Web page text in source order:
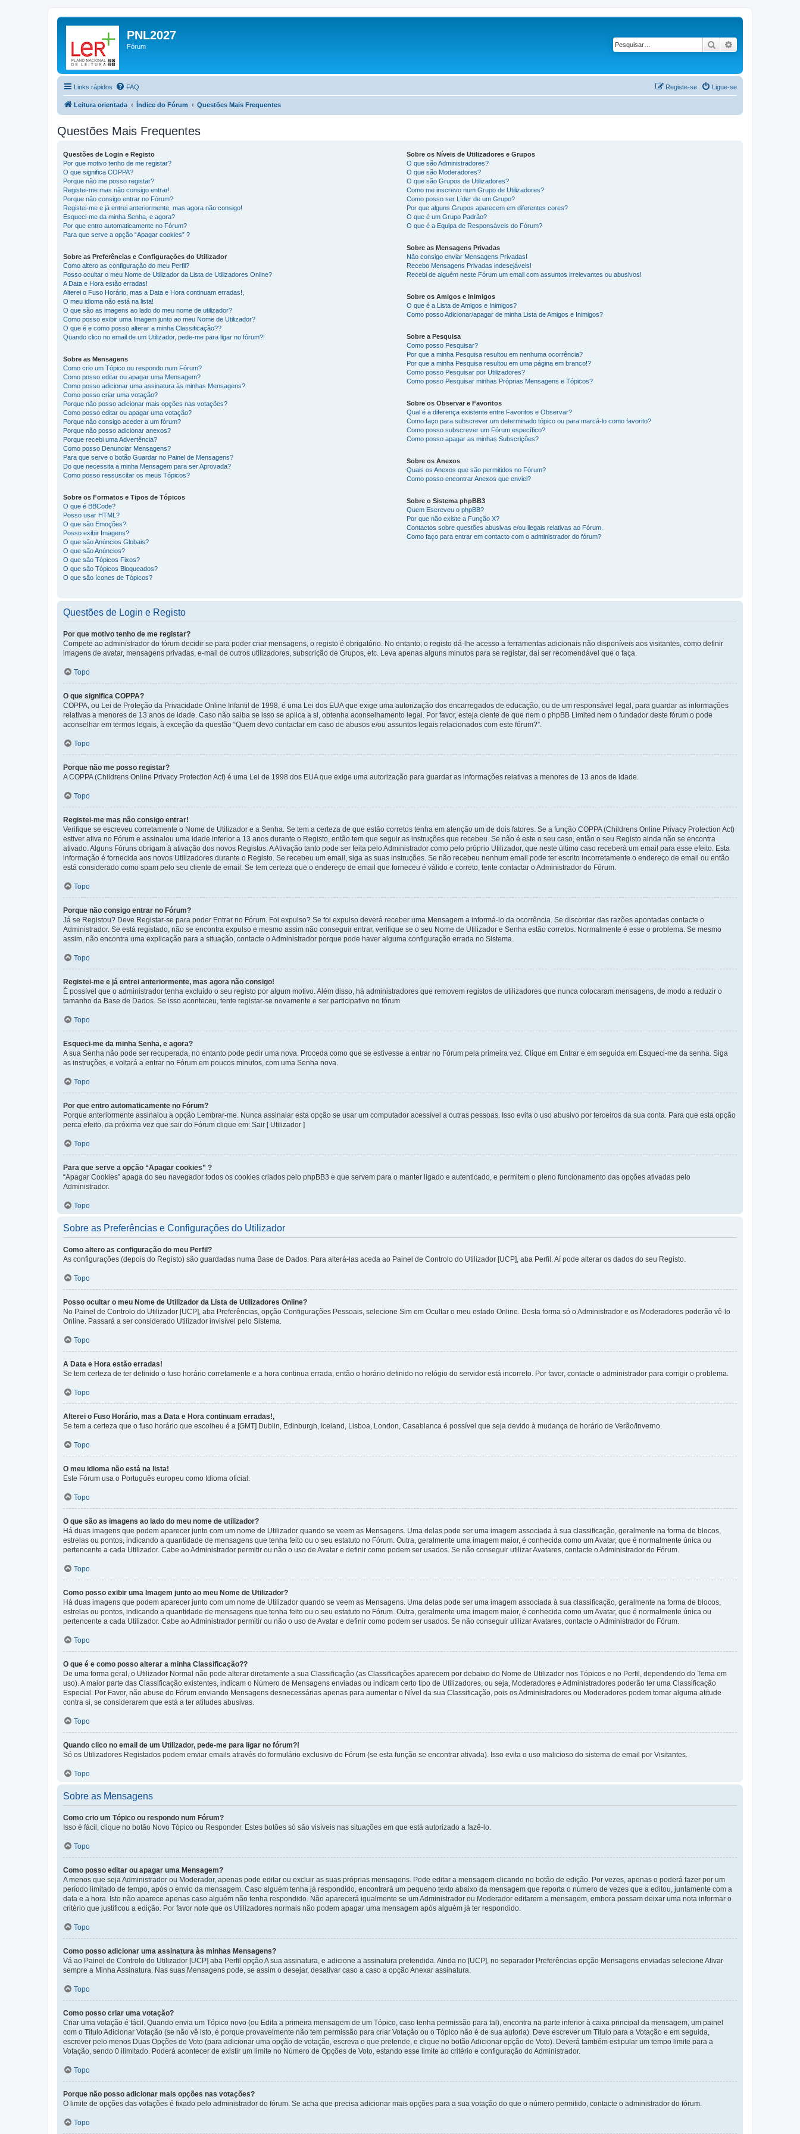
PNL2027
Fórum Pesquisar
Links rápidos FAQ Ligue-se
Registe-se
Leitura orientada Índice do Fórum Questões Mais Frequentes
Questões Mais Frequentes
Questões de Login e Registo
Por que motivo tenho de me registar?
O que significa COPPA?
Porque não me posso registar?
Registei-me mas não consigo entrar!
Porque não consigo entrar no Fórum?
Registei-me e já entrei anteriormente, mas agora não consigo!
Esqueci-me da minha Senha, e agora?
Por que entro automaticamente no Fórum?
Para que serve a opção “Apagar cookies” ?
Sobre as Preferências e Configurações do Utilizador
Como altero as configuração do meu Perfil?
Posso ocultar o meu Nome de Utilizador da Lista de Utilizadores Online?
A Data e Hora estão erradas!
Alterei o Fuso Horário, mas a Data e Hora continuam erradas!,
O meu idioma não está na lista!
O que são as imagens ao lado do meu nome de utilizador?
Como posso exibir uma Imagem junto ao meu Nome de Utilizador?
O que é e como posso alterar a minha Classificação??
Quando clico no email de um Utilizador, pede-me para ligar no fórum?!
Sobre as Mensagens
Como crio um Tópico ou respondo num Fórum?
Como posso editar ou apagar uma Mensagem?
Como posso adicionar uma assinatura às minhas Mensagens?
Como posso criar uma votação?
Porque não posso adicionar mais opções nas votações?
Como posso editar ou apagar uma votação?
Porque não consigo aceder a um fórum?
Porque não posso adicionar anexos?
Porque recebi uma Advertência?
Como posso Denunciar Mensagens?
Para que serve o botão Guardar no Painel de Mensagens?
Do que necessita a minha Mensagem para ser Aprovada?
Como posso ressuscitar os meus Tópicos?
Sobre os Formatos e Tipos de Tópicos
O que é BBCode?
Posso usar HTML?
O que são Emoções?
Posso exibir Imagens?
O que são Anúncios Globais?
O que são Anúncios?
O que são Tópicos Fixos?
O que são Tópicos Bloqueados?
O que são ícones de Tópicos?
Sobre os Níveis de Utilizadores e Grupos
O que são Administradores?
O que são Moderadores?
O que são Grupos de Utilizadores?
Como me inscrevo num Grupo de Utilizadores?
Como posso ser Líder de um Grupo?
Por que alguns Grupos aparecem em diferentes cores?
O que é um Grupo Padrão?
O que é a Equipa de Responsáveis do Fórum?
Sobre as Mensagens Privadas
Não consigo enviar Mensagens Privadas!
Recebo Mensagens Privadas indesejáveis!
Recebi de alguém neste Fórum um email com assuntos irrelevantes ou abusivos!
Sobre os Amigos e Inimigos
O que é a Lista de Amigos e Inimigos?
Como posso Adicionar/apagar de minha Lista de Amigos e Inimigos?
Sobre a Pesquisa
Como posso Pesquisar?
Por que a minha Pesquisa resultou em nenhuma ocorrência?
Por que a minha Pesquisa resultou em uma página em branco!?
Como posso Pesquisar por Utilizadores?
Como posso Pesquisar minhas Próprias Mensagens e Tópicos?
Sobre os Observar e Favoritos
Qual é a diferença existente entre Favoritos e Observar?
Como faço para subscrever um determinado tópico ou para marcá-lo como favorito?
Como posso subscrever um Fórum específico?
Como posso apagar as minhas Subscrições?
Sobre os Anexos
Quais os Anexos que são permitidos no Fórum?
Como posso encontrar Anexos que enviei?
Sobre o Sistema phpBB3
Quem Escreveu o phpBB?
Por que não existe a Função X?
Contactos sobre questões abusivas e/ou ilegais relativas ao Fórum.
Como faço para entrar em contacto com o administrador do fórum?
Questões de Login e Registo
Por que motivo tenho de me registar?
Compete ao administrador do fórum decidir se para poder criar mensagens, o registo é obrigatório. No entanto; o registo dá-lhe acesso a ferramentas adicionais não disponíveis aos visitantes, como definir
imagens de avatar, mensagens privadas, e-mail de outros utilizadores, subscrição de Grupos, etc. Leva apenas alguns minutos para se registar, daí ser recomendável que o faça.
Topo
O que significa COPPA?
COPPA, ou Lei de Proteção da Privacidade Online Infantil de 1998, é uma Lei dos EUA que exige uma autorização dos encarregados de educação, ou de um responsável legal, para guardar as informações
relativas a menores de 13 anos de idade. Caso não saiba se isso se aplica a si, obtenha aconselhamento legal. Por favor, esteja ciente de que nem o phpBB Limited nem o fundador deste fórum o pode
aconselhar em termos legais, à exceção da questão “Quem devo contactar em caso de abusos e/ou assuntos legais relacionados com este fórum?”.
Topo
Porque não me posso registar?
A COPPA (Childrens Online Privacy Protection Act) é uma Lei de 1998 dos EUA que exige uma autorização para guardar as informações relativas a menores de 13 anos de idade.
Topo
Registei-me mas não consigo entrar!
Verifique se escreveu corretamente o Nome de Utilizador e a Senha. Se tem a certeza de que estão corretos tenha em atenção um de dois fatores. Se a função COPPA (Childrens Online Privacy Protection Act)
estiver ativa no Fórum e assinalou uma idade inferior a 13 anos durante o Registo, então tem que seguir as instruções que recebeu. Se não é este o seu caso, então o seu Registo ainda não se encontra
ativado. Alguns Fóruns obrigam à ativação dos novos Registos. A Ativação tanto pode ser feita pelo Administrador como pelo próprio Utilizador, que neste último caso receberá um email para esse efeito. Esta
informação é fornecida aos novos Utilizadores durante o Registo. Se recebeu um email, siga as suas instruções. Se não recebeu nenhum email pode ter escrito incorretamente o endereço de email ou então
está considerado como spam pelo seu cliente de email. Se tem certeza que o endereço de email que forneceu é válido e correto, tente contactar o Administrador do Fórum.
Topo
Porque não consigo entrar no Fórum?
Já se Registou? Deve Registar-se para poder Entrar no Fórum. Foi expulso? Se foi expulso deverá receber uma Mensagem a informá-lo da ocorrência. Se discordar das razões apontadas contacte o
Administrador. Se está registado, não se encontra expulso e mesmo assim não conseguir entrar, verifique se o seu Nome de Utilizador e Senha estão corretos. Normalmente é esse o problema. Se mesmo
assim, não encontra uma explicação para a situação, contacte o Administrador porque pode haver alguma configuração errada no Sistema.
Topo
Registei-me e já entrei anteriormente, mas agora não consigo!
É possível que o administrador tenha excluído o seu registo por algum motivo. Além disso, há administradores que removem registos de utilizadores que nunca colocaram mensagens, de modo a reduzir o
tamanho da Base de Dados. Se isso aconteceu, tente registar-se novamente e ser participativo no fórum.
Topo
Esqueci-me da minha Senha, e agora?
A sua Senha não pode ser recuperada, no entanto pode pedir uma nova. Proceda como que se estivesse a entrar no Fórum pela primeira vez. Clique em Entrar e em seguida em Esqueci-me da senha. Siga
as instruções, e voltará a entrar no Fórum em poucos minutos, com uma Senha nova.
Topo
Por que entro automaticamente no Fórum?
Porque anteriormente assinalou a opção Lembrar-me. Nunca assinalar esta opção se usar um computador acessível a outras pessoas. Isso evita o uso abusivo por terceiros da sua conta. Para que esta opção
perca efeito, da próxima vez que sair do Fórum clique em: Sair [ Utilizador ]
Topo
Para que serve a opção “Apagar cookies” ?
“Apagar Cookies” apaga do seu navegador todos os cookies criados pelo phpBB3 e que servem para o manter ligado e autenticado, e permitem o pleno funcionamento das opções ativadas pelo
Administrador.
Topo
Sobre as Preferências e Configurações do Utilizador
Como altero as configuração do meu Perfil?
As configurações (depois do Registo) são guardadas numa Base de Dados. Para alterá-las aceda ao Painel de Controlo do Utilizador [UCP], aba Perfil. Aí pode alterar os dados do seu Registo.
Topo
Posso ocultar o meu Nome de Utilizador da Lista de Utilizadores Online?
No Painel de Controlo do Utilizador [UCP], aba Preferências, opção Configurações Pessoais, selecione Sim em Ocultar o meu estado Online. Desta forma só o Administrador e os Moderadores poderão vê-lo
Online. Passará a ser considerado Utilizador invisível pelo Sistema.
Topo
A Data e Hora estão erradas!
Se tem certeza de ter definido o fuso horário corretamente e a hora continua errada, então o horário definido no relógio do servidor está incorreto. Por favor, contacte o administrador para corrigir o problema.
Topo
Alterei o Fuso Horário, mas a Data e Hora continuam erradas!,
Se tem a certeza que o fuso horário que escolheu é a [GMT] Dublin, Edinburgh, Iceland, Lisboa, London, Casablanca é possível que seja devido à mudança de horário de Verão/Inverno.
Topo
O meu idioma não está na lista!
Este Fórum usa o Português europeu como Idioma oficial.
Topo
O que são as imagens ao lado do meu nome de utilizador?
Há duas imagens que podem aparecer junto com um nome de Utilizador quando se veem as Mensagens. Uma delas pode ser uma imagem associada à sua classificação, geralmente na forma de blocos,
estrelas ou pontos, indicando a quantidade de mensagens que tenha feito ou o seu estatuto no Fórum. Outra, geralmente uma imagem maior, é conhecida como um Avatar, que é normalmente única ou
pertencente a cada Utilizador. Cabe ao Administrador permitir ou não o uso de Avatar e definir como podem ser usados. Se não conseguir utilizar Avatares, contacte o Administrador do Fórum.
Topo
Como posso exibir uma Imagem junto ao meu Nome de Utilizador?
Há duas imagens que podem aparecer junto com um nome de Utilizador quando se veem as Mensagens. Uma delas pode ser uma imagem associada à sua classificação, geralmente na forma de blocos,
estrelas ou pontos, indicando a quantidade de mensagens que tenha feito ou o seu estatuto no Fórum. Outra, geralmente uma imagem maior, é conhecida como um Avatar, que é normalmente única ou
pertencente a cada Utilizador. Cabe ao Administrador permitir ou não o uso de Avatar e definir como podem ser usados. Se não conseguir utilizar Avatares, contacte o Administrador do Fórum.
Topo
O que é e como posso alterar a minha Classificação??
De uma forma geral, o Utilizador Normal não pode alterar diretamente a sua Classificação (as Classificações aparecem por debaixo do Nome de Utilizador nos Tópicos e no Perfil, dependendo do Tema em
uso). A maior parte das Classificação existentes, indicam o Número de Mensagens enviadas ou indicam certo tipo de Utilizadores, ou seja, Moderadores e Administradores poderão ter uma Classificação
Especial. Por Favor, não abuse do Fórum enviando Mensagens desnecessárias apenas para aumentar o Nível da sua Classificação, pois os Administradores ou Moderadores podem tomar alguma atitude
contra si, se considerarem que está a ter atitudes abusivas.
Topo
Quando clico no email de um Utilizador, pede-me para ligar no fórum?!
Só os Utilizadores Registados podem enviar emails através do formulário exclusivo do Fórum (se esta função se encontrar ativada). Isso evita o uso malicioso do sistema de email por Visitantes.
Topo
Sobre as Mensagens
Como crio um Tópico ou respondo num Fórum?
Isso é fácil, clique no botão Novo Tópico ou Responder. Estes botões só são visíveis nas situações em que está autorizado a fazê-lo.
Topo
Como posso editar ou apagar uma Mensagem?
A menos que seja Administrador ou Moderador, apenas pode editar ou excluir as suas próprias mensagens. Pode editar a mensagem clicando no botão de edição. Por vezes, apenas o poderá fazer por um
período limitado de tempo, após o envio da mensagem. Caso alguém tenha já respondido, encontrará um pequeno texto abaixo da mensagem que reporta o número de vezes que a editou, juntamente com a
data e a hora. Isto não aparece apenas caso alguém não tenha respondido. Não aparecerá igualmente se um Administrador ou Moderador editarem a mensagem, embora possam deixar uma nota informar o
critério que justificou a edição. Por favor note que os Utilizadores normais não podem apagar uma mensagem após alguém já ter respondido.
Topo
Como posso adicionar uma assinatura às minhas Mensagens?
Vá ao Painel de Controlo do Utilizador [UCP] aba Perfil opção A sua assinatura, e adicione a assinatura pretendida. Ainda no [UCP], no separador Preferências opção Mensagens enviadas selecione Ativar
sempre a Minha Assinatura. Nas suas Mensagens pode, se assim o desejar, desativar caso a caso a opção Anexar assinatura.
Topo
Como posso criar uma votação?
Criar uma votação é fácil. Quando envia um Tópico novo (ou Edita a primeira mensagem de um Tópico, caso tenha permissão para tal), encontra na parte inferior à caixa principal da mensagem, um painel
com o Título Adicionar Votação (se não vê isto, é porque provavelmente não tem permissão para criar Votação ou o Tópico não é de sua autoria). Deve escrever um Título para a Votação e em seguida,
escrever pelo menos Duas Opções de Voto (para adicionar uma opção de votação, escreva o que pretende, e clique no botão Adicionar opção de Voto). Deverá também estipular um tempo limite para a
Votação, sendo 0 ilimitado. Poderá acontecer de existir um limite no Número de Opções de Voto, estando esse limite ao critério e configuração do Administrador.
Topo
Porque não posso adicionar mais opções nas votações?
O limite de opções das votações é fixado pelo administrador do fórum. Se acha que precisa adicionar mais opções para a sua votação do que o número permitido, contacte o administrador do fórum.
Topo